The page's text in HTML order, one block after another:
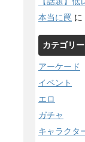
本当に罠 に
カテゴリー
アーケード
イベント
エロ
ガチャ
キャラクタ